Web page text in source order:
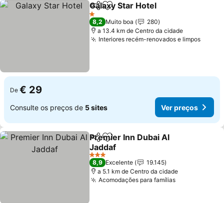
PartilharAdicionar aos favoritos
Galaxy Star Hotel
1 Estrelas
8,2 Muito boa
280
a 13.4 km de Centro da cidade
Interiores recém-renovados e limposVer
De € 29
Consulte os preços de 5 sites Ver preços
PartilharAdicionar aos favoritos
Premier Inn Dubai Al
Jaddaf
Ver preços
3 Estrelas
8,9 Excelente
19.145
a 5.1 km de Centro da cidade
Acomodações para famíliasVer preços